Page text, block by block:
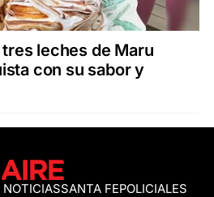
leches de Maru
con su sabor y
SANTA FEPOLICIALES